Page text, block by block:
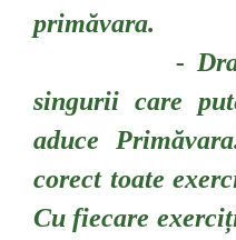
primăvara.
- Dragi
singurii care
aduce
corect toate
Cu fiecare